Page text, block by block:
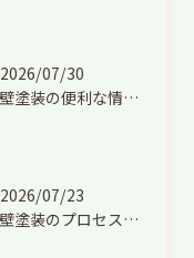
2026/07/30
外壁塗装の便利な情報と失敗しない色や費用判断のコツを徹底解説
2026/07/23
外壁塗装のプロセスを愛知県でスムーズに進めるための工程と費用徹底解説